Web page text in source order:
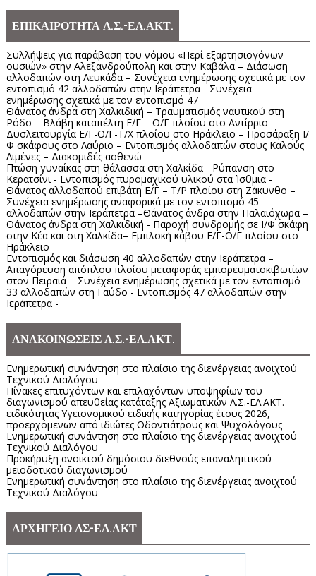
ΕΠΙΚΑΙΡΟΤΗΤΑ Λ.Σ.-ΕΛ.ΑΚΤ.
Συλλήψεις για παράβαση του νόμου «Περί εξαρτησιογόνων
ουσιών» στην Αλεξανδρούπολη και στην Καβάλα – Διάσωση
αλλοδαπών στη Λευκάδα – Συνέχεια ενημέρωσης σχετικά με τον
εντοπισμό 42 αλλοδαπών στην Ιεράπετρα - Συνέχεια
ενημέρωσης σχετικά με τον εντοπισμό 47
Θάνατος άνδρα στη Χαλκιδική – Τραυματισμός ναυτικού στη
Ρόδο – Βλάβη καταπέλτη Ε/Γ – Ο/Γ πλοίου στο Αντίρριο –
Δυσλειτουργία Ε/Γ-Ο/Γ-Τ/Χ πλοίου στο Ηράκλειο – Προσάραξη Ι/
Φ σκάφους στο Λαύριο – Εντοπισμός αλλοδαπών στους Καλούς
Λιμένες – Διακομιδές ασθενώ
Πτώση γυναίκας στη θάλασσα στη Χαλκίδα - Ρύπανση στο
Κερατσίνι - Εντοπισμός πυρομαχικού υλικού στα Ίσθμια -
Θάνατος αλλοδαπού επιβάτη Ε/Γ – Τ/Ρ πλοίου στη Ζάκυνθο –
Συνέχεια ενημέρωσης αναφορικά με τον εντοπισμό 45
αλλοδαπών στην Ιεράπετρα –Θάνατος άνδρα στην Παλαιόχωρα –
Θάνατος άνδρα στη Χαλκιδική - Παροχή συνδρομής σε Ι/Φ σκάφη
στην Κέα και στη Χαλκίδα– Εμπλοκή κάβου Ε/Γ-Ο/Γ πλοίου στο
Ηράκλειο -
Εντοπισμός και διάσωση 40 αλλοδαπών στην Ιεράπετρα –
Απαγόρευση απόπλου πλοίου μεταφοράς εμπορευματοκιβωτίων
στον Πειραιά – Συνέχεια ενημέρωσης σχετικά με τον εντοπισμό
33 αλλοδαπών στη Γαύδο - Εντοπισμός 47 αλλοδαπών στην
Ιεράπετρα -
ΑΝΑΚΟΙΝΩΣΕΙΣ Λ.Σ.-ΕΛ.ΑΚΤ.
Ενημερωτική συνάντηση στο πλαίσιο της διενέργειας ανοιχτού
Τεχνικού Διαλόγου
Πίνακες επιτυχόντων και επιλαχόντων υποψηφίων του
διαγωνισμού απευθείας κατάταξης Αξιωματικών Λ.Σ.-ΕΛ.ΑΚΤ.
ειδικότητας Υγειονομικού ειδικής κατηγορίας έτους 2026,
προερχόμενων από ιδιώτες Οδοντιάτρους και Ψυχολόγους
Ενημερωτική συνάντηση στο πλαίσιο της διενέργειας ανοιχτού
Τεχνικού Διαλόγου
Προκήρυξη ανοικτού δημόσιου διεθνούς επαναληπτικού
μειοδοτικού διαγωνισμού
Ενημερωτική συνάντηση στο πλαίσιο της διενέργειας ανοιχτού
Τεχνικού Διαλόγου
ΑΡΧΗΓΕΙΟ ΛΣ-ΕΛ.ΑΚΤ